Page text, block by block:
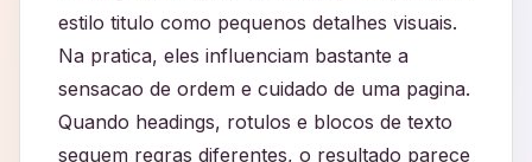
estilo titulo como pequenos detalhes visuais.
Na pratica, eles influenciam bastante a
sensacao de ordem e cuidado de uma pagina.
Quando headings, rotulos e blocos de texto
seguem regras diferentes, o resultado parece